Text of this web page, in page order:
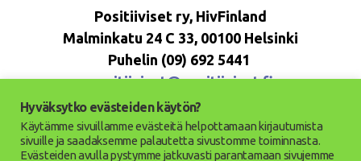
Positiiviset ry, HivFinland
Malminkatu 24 C 33, 00100 Helsinki
Puhelin (09) 692 5441
positiiviset@positiiviset.fi
Hyväksytko evästeiden käytön?
Käytämme sivuillamme evästeitä helpottamaan kirjautumista
sivuille ja saadaksemme palautetta sivustomme toiminnasta.
Evästeiden avulla pystymme jatkuvasti parantamaan sivujemme